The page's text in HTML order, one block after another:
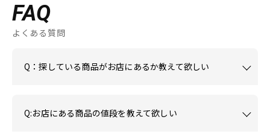
FAQ
よくある質問
Q：探している商品がお店にあるか教えて欲しい
Q:お店にある商品の値段を教えて欲しい